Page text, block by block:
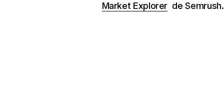
Market Explorer de Semrush.